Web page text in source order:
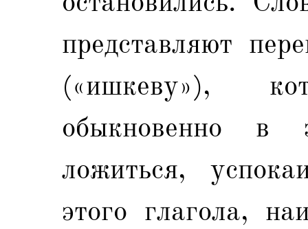
представляют
(«ишкеву»),
обыкновенно в
ложиться,
этого глагола,